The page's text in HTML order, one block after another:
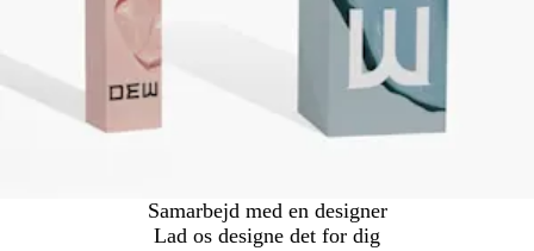
Samarbejd med en designer
Lad os designe det for dig